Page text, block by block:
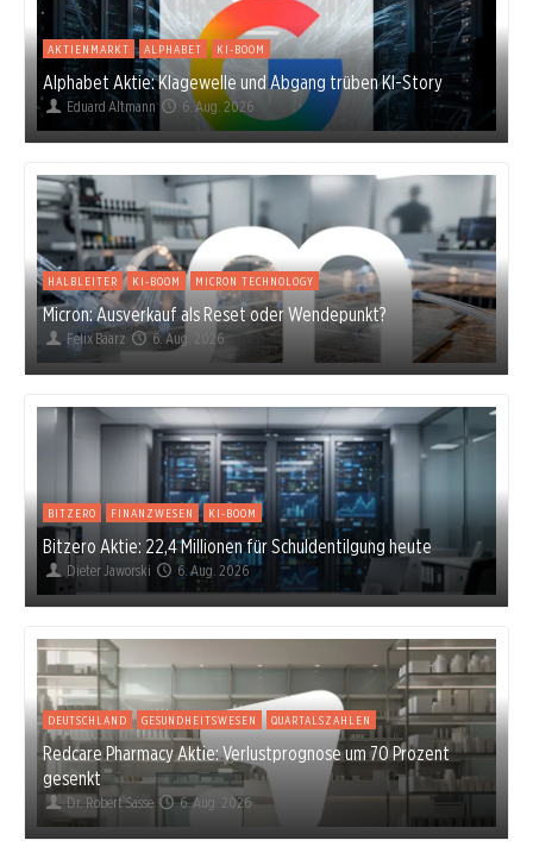
AKTIENMARKT ALPHABET KI-BOOM
Alphabet Aktie: Klagewelle und Abgang trüben KI-Story
Eduard Altmann 6. Aug. 2026
HALBLEITER KI-BOOM MICRON TECHNOLOGY
Micron: Ausverkauf als Reset oder Wendepunkt?
Felix Baarz 6. Aug. 2026
BITZERO FINANZWESEN KI-BOOM
Bitzero Aktie: 22,4 Millionen für Schuldentilgung heute
Dieter Jaworski 6. Aug. 2026
DEUTSCHLAND GESUNDHEITSWESEN QUARTALSZAHLEN
Redcare Pharmacy Aktie: Verlustprognose um 70 Prozent
gesenkt
Dr. Robert Sasse 6. Aug. 2026